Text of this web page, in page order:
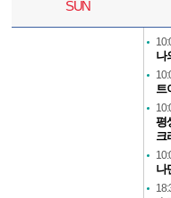
SUN
나
트
평
크
나